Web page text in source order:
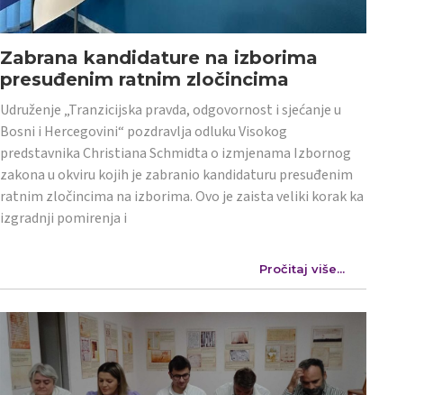
Zabrana kandidature na izborima
presuđenim ratnim zločincima
Udruženje „Tranzicijska pravda, odgovornost i sjećanje u
Bosni i Hercegovini“ pozdravlja odluku Visokog
predstavnika Christiana Schmidta o izmjenama Izbornog
zakona u okviru kojih je zabranio kandidaturu presuđenim
ratnim zločincima na izborima. Ovo je zaista veliki korak ka
izgradnji pomirenja i
Pročitaj više...